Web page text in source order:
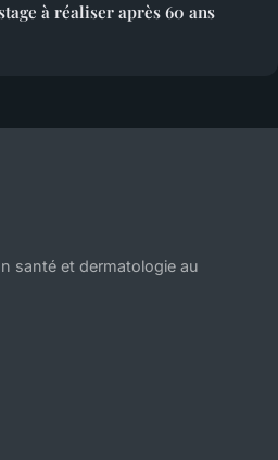
à réaliser après 60 ans
santé et dermatologie au